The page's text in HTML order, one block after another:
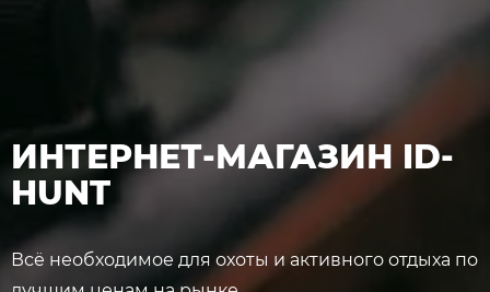
ИНТЕРНЕТ-МАГАЗИН ID-
HUNT
Всё необходимое для охоты и активного отдыха по